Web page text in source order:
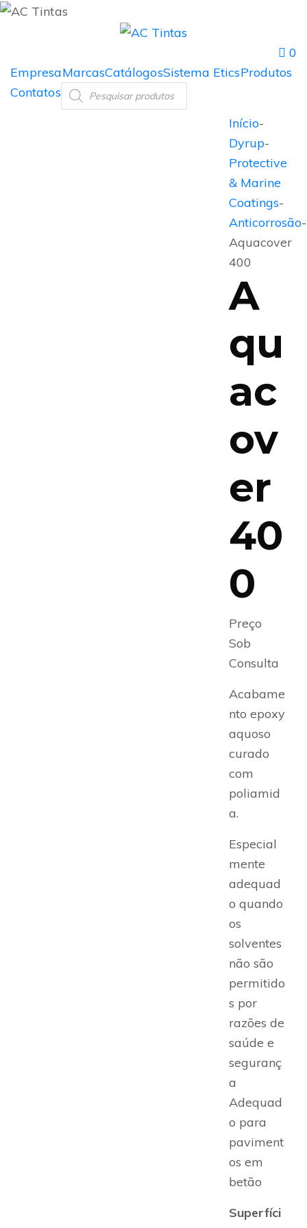
0
EmpresaMarcasCatálogosSistema EticsProdutos
Contatos
Início-
Dyrup-
Protective
& Marine
Coatings-
Anticorrosão-
Aquacover
400
A
qu
ac
ov
er
40
0
Preço
Sob
Consulta
Acabame
nto epoxy
aquoso
curado
com
poliamid
a.
Especial
mente
adequad
o quando
os
solventes
não são
permitido
s por
razões de
saúde e
seguranç
a
Adequad
o para
paviment
os em
betão
Superfíci